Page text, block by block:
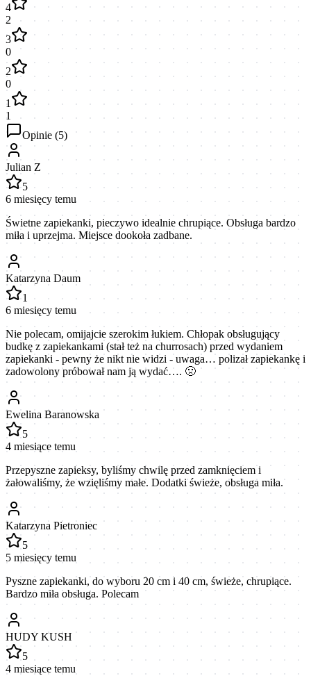
4
2
3
0
2
0
1
1
Opinie (5)
Julian Z
5
6 miesięcy temu
Świetne zapiekanki, pieczywo idealnie chrupiące. Obsługa bardzo
miła i uprzejma. Miejsce dookoła zadbane.
Katarzyna Daum
1
6 miesięcy temu
Nie polecam, omijajcie szerokim łukiem. Chłopak obsługujący
budkę z zapiekankami (stał też na churrosach) przed wydaniem
zapiekanki - pewny że nikt nie widzi - uwaga… polizał zapiekankę i
zadowolony próbował nam ją wydać…. 🤢
Ewelina Baranowska
5
4 miesiące temu
Przepyszne zapieksy, byliśmy chwilę przed zamknięciem i
żałowaliśmy, że wzięliśmy małe. Dodatki świeże, obsługa miła.
Katarzyna Pietroniec
5
5 miesięcy temu
Pyszne zapiekanki, do wyboru 20 cm i 40 cm, świeże, chrupiące.
Bardzo miła obsługa. Polecam
HUDY KUSH
5
4 miesiące temu